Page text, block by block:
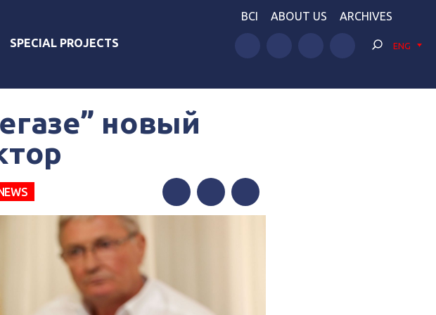
SPECIAL PROJECTS
BCI ABOUT US ARCHIVES
ENG
новый